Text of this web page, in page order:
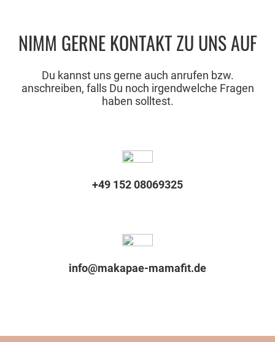
NIMM GERNE KONTAKT ZU UNS AUF
Du kannst uns gerne auch anrufen bzw.
anschreiben, falls Du noch irgendwelche Fragen
haben solltest.
+49 152 08069325
info@makapae-mamafit.de